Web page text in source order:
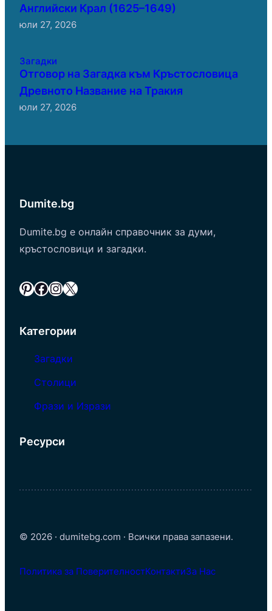
Английски Крал (1625–1649)
юли 27, 2026
Загадки
Отговор на Загадка към Кръстословица
Древното Название на Тракия
юли 27, 2026
Dumite.bg
Dumite.bg е онлайн справочник за думи,
кръстословици и загадки.
Pinterest Facebook InstagramX
Категории
Загадки
Столици
Фрази и Изрази
Ресурси
© 2026 · dumitebg.com · Всички права запазени.
Политика за ПоверителностКонтактиЗа Нас